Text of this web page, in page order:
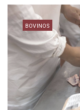
BOVINOS